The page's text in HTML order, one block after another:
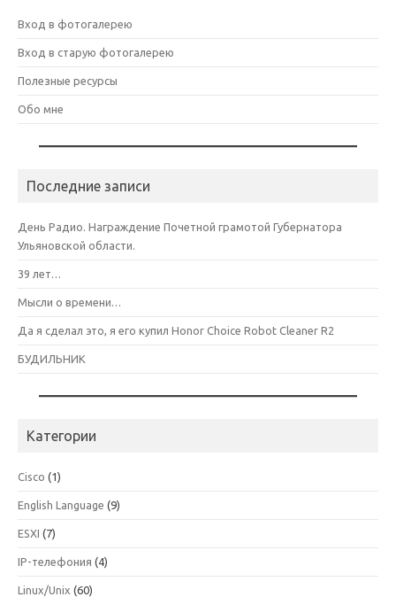
Вход в фотогалерею
Вход в старую фотогалерею
Полезные ресурсы
Обо мне
Последние записи
День Радио. Награждение Почетной грамотой Губернатора
Ульяновской области.
39 лет…
Мысли о времени…
Да я сделал это, я его купил Honor Choice Robot Cleaner R2
БУДИЛЬНИК
Категории
Cisco (1)
English Language (9)
ESXI (7)
IP-телефония (4)
Linux/Unix (60)